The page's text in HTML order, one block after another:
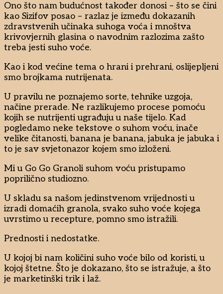
Ono što nam budućnost također donosi – što se čini
kao Sizifov posao – razlaz je između dokazanih
zdravstvenih učinaka suhoga voća i mnoštva
krivovjernih glasina o navodnim razlozima zašto
treba jesti suho voće.
Kao i kod većine tema o hrani i prehrani, oslijepljeni
smo brojkama nutrijenata.
U pravilu ne poznajemo sorte, tehnike uzgoja,
načine prerade. Ne razlikujemo procese pomoću
kojih se nutrijenti ugrađuju u naše tijelo. Kad
pogledamo neke tekstove o suhom voću, inače
velike čitanosti, banana je banana, jabuka je jabuka i
to je sav svjetonazor kojem smo izloženi.
Mi u Go Go Granoli suhom voću pristupamo
poprilično studiozno.
U skladu sa našom jedinstvenom vrijednosti u
izradi domaćih granola, svako suho voće kojega
uvrstimo u recepture, pomno smo istražili.
Prednosti i nedostatke.
U kojoj bi nam količini suho voće bilo od koristi, u
kojoj štetne. Što je dokazano, što se istražuje, a što
je marketinški trik i laž.